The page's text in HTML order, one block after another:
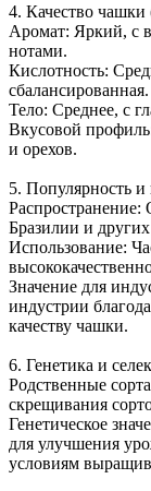
4. Качество чашки
Аромат: Яркий, с
нотами.
Кислотность:
сбалансированная.
Тело: Среднее, с
Вкусовой
и орехов.
5. Популярность и
Бразилии и
Использование:
Значение для
индустрии
качеству чашки.
6. Генетика и
Родственные
скрещивания
Генетическое
для улучшения
условиям